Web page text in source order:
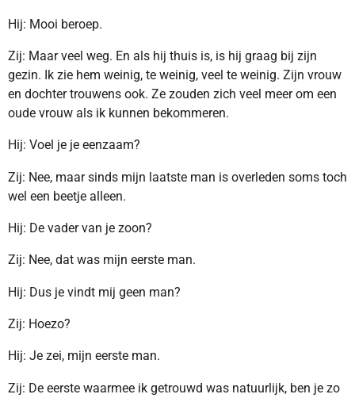
Hij: Mooi beroep.
Zij: Maar veel weg. En als hij thuis is, is hij graag bij zijn
gezin. Ik zie hem weinig, te weinig, veel te weinig. Zijn vrouw
en dochter trouwens ook. Ze zouden zich veel meer om een
oude vrouw als ik kunnen bekommeren.
Hij: Voel je je eenzaam?
Zij: Nee, maar sinds mijn laatste man is overleden soms toch
wel een beetje alleen.
Hij: De vader van je zoon?
Zij: Nee, dat was mijn eerste man.
Hij: Dus je vindt mij geen man?
Zij: Hoezo?
Hij: Je zei, mijn eerste man.
Zij: De eerste waarmee ik getrouwd was natuurlijk, ben je zo